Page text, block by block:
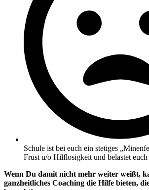
Schule ist bei euch ein stetiges
Frust u/o Hilflosigkeit und belastet euch
Wenn Du damit nicht mehr weiter weißt,
ganzheitliches Coaching die Hilfe bieten,